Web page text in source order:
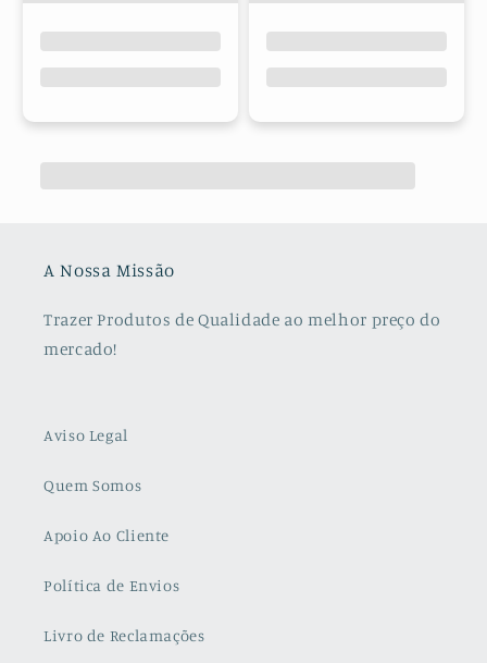
A Nossa Missão
Trazer Produtos de Qualidade ao melhor preço do
mercado!
Aviso Legal
Quem Somos
Apoio Ao Cliente
Política de Envios
Livro de Reclamações